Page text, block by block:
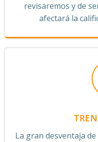
revisaremos y de
afectará la
La gran desventaja